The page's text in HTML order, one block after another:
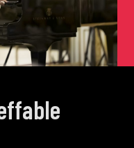
et demi